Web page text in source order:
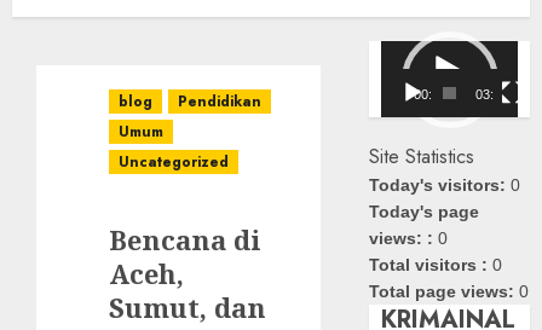
blog
Pendidikan
Umum
Uncategorized
Bencana di
Aceh,
Sumut, dan
Pemutar
Video
00:00 03:08
Site Statistics
Today's visitors:0
Today's page
views: :0
Total visitors :0
Total page views:0
KRIMAINAL